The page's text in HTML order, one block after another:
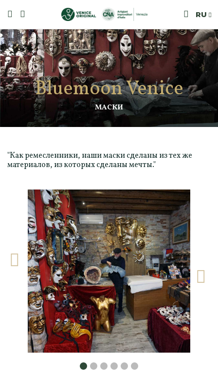
RU
Bluemoon Venice
МАСКИ
"Как ремесленники, наши маски сделаны из тех же
материалов, из которых сделаны мечты."